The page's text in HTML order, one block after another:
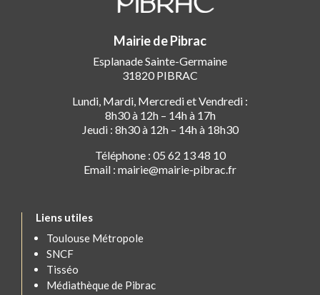
Mairie de Pibrac
Esplanade Sainte-Germaine
31820 PIBRAC
Lundi, Mardi, Mercredi et Vendredi :
8h30 à 12h – 14h à 17h
Jeudi : 8h30 à 12h – 14h à 18h30
Téléphone : 05 62 13 48 10
Email : mairie@mairie-pibrac.fr
Liens utiles
Toulouse Métropole
SNCF
Tisséo
Médiathèque de Pibrac